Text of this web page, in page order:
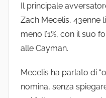
Il principale
Zach Mecelis, 43enne
meno l’1%, con il suo
alle Cayman.
Mecelis ha parlato di
nomina, senza